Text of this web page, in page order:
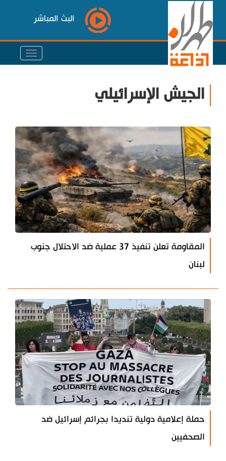
البث المباشر
الجيش الإسرائيلي
المقاومة تعلن تنفيذ 37 عملية ضد الاحتلال جنوب
لبنان
حملة إعلامية دولية تنديدا بجرائم إسرائيل ضد
الصحفيين